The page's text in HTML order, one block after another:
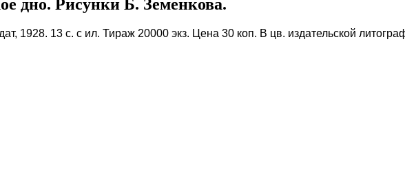
дно. Рисунки Б. Земенкова.
1928. 13 с. с ил. Тираж 20000 экз. Цена 30 коп. В цв. издательской